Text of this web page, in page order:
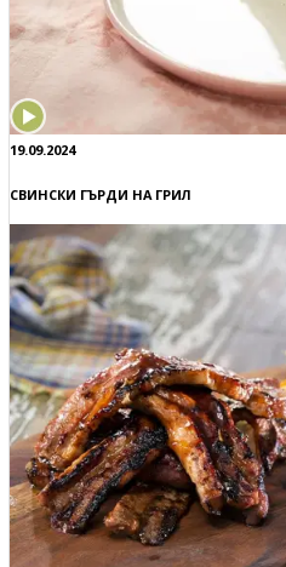
19.09.2024
СВИНСКИ ГЪРДИ НА ГРИЛ